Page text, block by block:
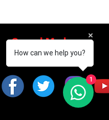
Sosyal Medya
Takipte Kalın!
How can we help you?
1